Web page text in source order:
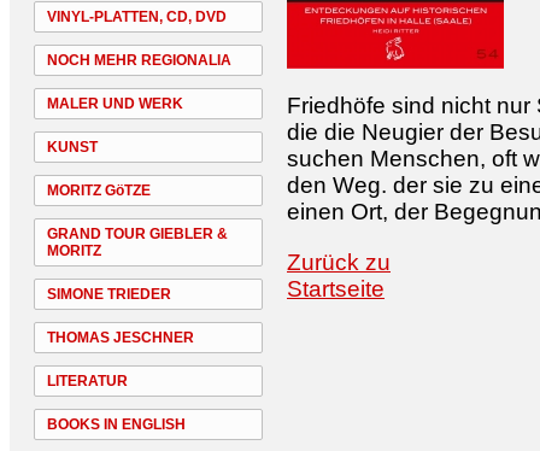
VINYL-PLATTEN, CD, DVD
NOCH MEHR REGIONALIA
MALER UND WERK
KUNST
MORITZ GöTZE
GRAND TOUR GIEBLER &
MORITZ
SIMONE TRIEDER
THOMAS JESCHNER
LITERATUR
BOOKS IN ENGLISH
Friedhöfe sind nicht nur
die die Neugier der
suchen Menschen, oft
den Weg. der sie zu
einen Ort, der
Zurück zu
Startseite